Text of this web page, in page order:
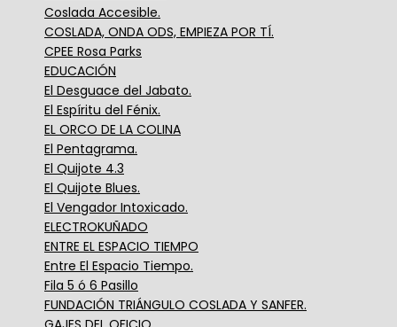
Coslada Accesible.
COSLADA, ONDA ODS, EMPIEZA POR TÍ.
CPEE Rosa Parks
EDUCACIÓN
El Desguace del Jabato.
El Espíritu del Fénix.
EL ORCO DE LA COLINA
El Pentagrama.
El Quijote 4.3
El Quijote Blues.
El Vengador Intoxicado.
ELECTROKUÑADO
ENTRE EL ESPACIO TIEMPO
Entre El Espacio Tiempo.
Fila 5 ó 6 Pasillo
FUNDACIÓN TRIÁNGULO COSLADA Y SANFER.